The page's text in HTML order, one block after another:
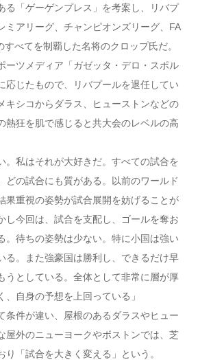
「ゲーゲンプレス」を考案し、リバプ
ミアリーグ、チャンピオンズリーグ、FA
べてを制覇した名将のクロップ氏だ。
ーツメディア「ガゼッタ・デロ・スポル
応じたもので、リバプールを退任してい
キシコからダラス、ヒューストンなどの
熱狂を肌で感じると共大会のレベルの高
。私はそれが大好きだ。すべての試合を
どの試合にも質がある。以前のワールド
果重視の姿勢が試合展開を妨げることが
し今回は、試合を支配し、ゴールを奪お
。待ちの姿勢は少ない。特に小国は強い
る。また強豪国は勝利し、できるだけ早
うとしている。全体として非常に層が厚
、自身の予想を上回っている」
件が違い、屋根のあるダラスやヒュー
屋外のニューヨークやボストンでは、芝
り「試合を大きく変える」という。